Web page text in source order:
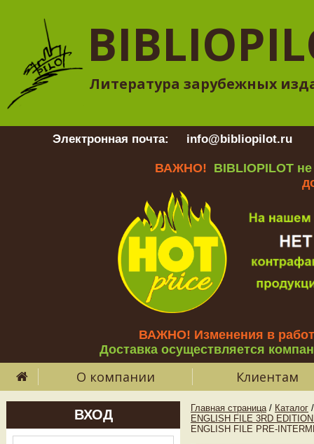
Литература зарубежных
Электронная почта: info@bibliopilot.ru
ВАЖНО! BIBLIOPILOT
ВАЖНО! Изменения в
Доставка осуществляется
О компании Клиентам
ВХОД Главная страница / Каталог /
ENGLISH FILE 3RD
ENGLISH FILE PRE-